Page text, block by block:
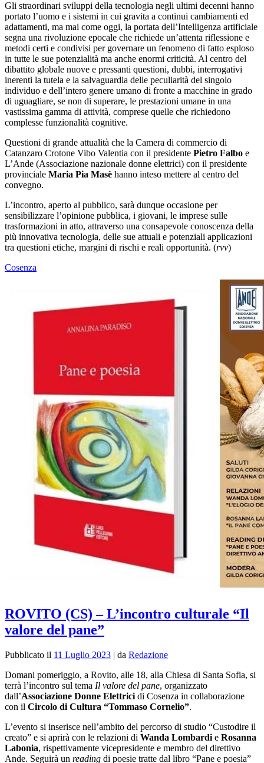
Gli straordinari sviluppi della tecnologia negli ultimi decenni hanno
portato l’uomo e i sistemi in cui gravita a continui cambiamenti ed
adattamenti, ma mai come oggi, la portata dell’Intelligenza artificiale
segna una rivoluzione epocale che richiede un’attenta riflessione e
metodi certi e condivisi per governare un fenomeno di fatto esploso
in tutte le sue potenzialità ma anche enormi criticità. Al centro del
dibattito globale nuove e pressanti questioni, dubbi, interrogativi
inerenti la tutela e la salvaguardia delle peculiarità del singolo
individuo e dell’intero genere umano di fronte a macchine in grado
di uguagliare, se non di superare, le prestazioni umane in una
vastissima gamma di attività, comprese quelle che richiedono
complesse funzionalità cognitive.
Questioni di grande attualità che la Camera di commercio di
Catanzaro Crotone Vibo Valentia con il presidente Pietro Falbo e
L’Ande (Associazione nazionale donne elettrici) con il presidente
provinciale Maria Pia Masè hanno inteso mettere al centro del
convegno.
L’incontro, aperto al pubblico, sarà dunque occasione per
sensibilizzare l’opinione pubblica, i giovani, le imprese sulle
trasformazioni in atto, attraverso una consapevole conoscenza della
più innovativa tecnologia, delle sue attuali e potenziali applicazioni
tra questioni etiche, margini di rischi e reali opportunità. (rvv)
Cosenza
ROVITO (CS) – L’incontro culturale “Il
valore del pane”
Pubblicato il 11 Luglio 2023 | da Redazione
Domani pomeriggio, a Rovito, alle 18, alla Chiesa di Santa Sofia, si
terrà l’incontro sul tema Il valore del pane, organizzato
dall’Associazione Donne Elettrici di Cosenza in collaborazione
con il Circolo di Cultura “Tommaso Cornelio”.
L’evento si inserisce nell’ambito del percorso di studio “Custodire il
creato” e si aprirà con le relazioni di Wanda Lombardi e Rosanna
Labonia, rispettivamente vicepresidente e membro del direttivo
Ande. Seguirà un reading di poesie tratte dal libro “Pane e poesia”